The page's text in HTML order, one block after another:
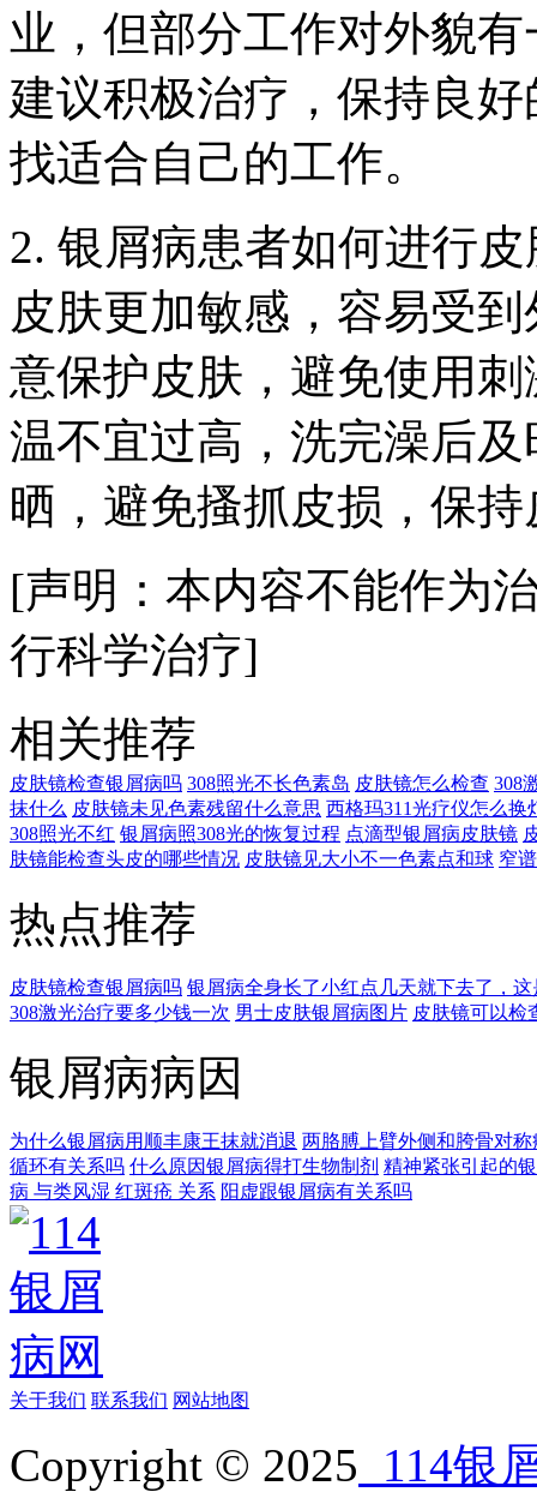
业，但部分工作对外貌
建议积极治疗，保持良
找适合自己的工作。
2. 银屑病患者如何进行
皮肤更加敏感，容易受
意保护皮肤，避免使用
温不宜过高，洗完澡后
晒，避免搔抓皮损，保
[声明：本内容不能作为
行科学治疗]
相关推荐
皮肤镜检查银屑病吗 308照光不长色素岛 皮肤镜怎么检查 308
抹什么 皮肤镜未见色素残留什么意思 西格玛311光疗仪怎么换
308照光不红 银屑病照308光的恢复过程 点滴型银屑病皮肤镜
肤镜能检查头皮的哪些情况 皮肤镜见大小不一色素点和球 窄
热点推荐
皮肤镜检查银屑病吗 银屑病全身长了小红点几天就下去了，
308激光治疗要多少钱一次 男士皮肤银屑病图片 皮肤镜可以检
银屑病病因
为什么银屑病用顺丰康王抹就消退 两胳膊上臂外侧和胯骨对
循环有关系吗 什么原因银屑病得打生物制剂 精神紧张引起的
病 与类风湿 红斑疮 关系 阳虚跟银屑病有关系吗
关于我们 联系我们 网站地图
Copyright © 2025 114银